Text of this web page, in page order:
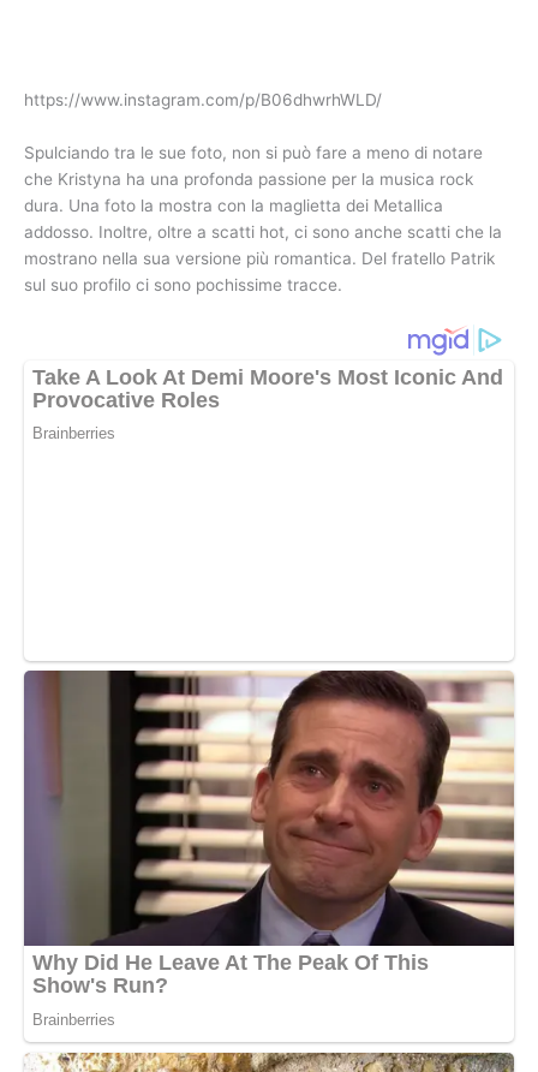
https://www.instagram.com/p/B06dhwrhWLD/
Spulciando tra le sue foto, non si può fare a meno di notare
che Kristyna ha una profonda passione per la musica rock
dura. Una foto la mostra con la maglietta dei Metallica
addosso. Inoltre, oltre a scatti hot, ci sono anche scatti che la
mostrano nella sua versione più romantica. Del fratello Patrik
sul suo profilo ci sono pochissime tracce.